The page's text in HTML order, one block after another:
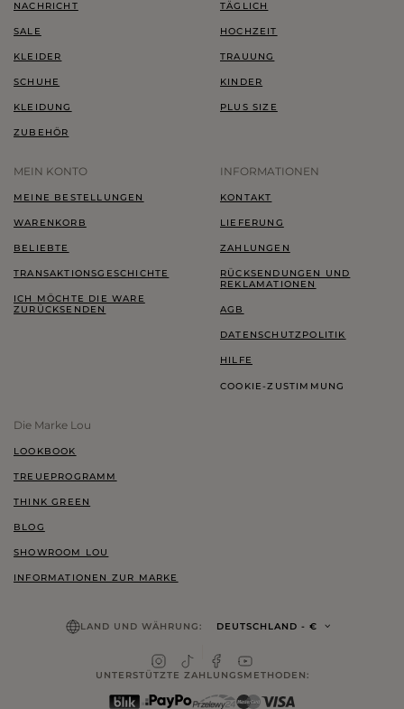
NACHRICHT
SALE
KLEIDER
SCHUHE
KLEIDUNG
ZUBEHÖR
TÄGLICH
HOCHZEIT
TRAUUNG
KINDER
PLUS SIZE
MEIN KONTO
MEINE BESTELLUNGEN
WARENKORB
BELIEBTE
TRANSAKTIONSGESCHICHTE
ICH MÖCHTE DIE WARE
ZURÜCKSENDEN
INFORMATIONEN
KONTAKT
LIEFERUNG
ZAHLUNGEN
RÜCKSENDUNGEN UND
REKLAMATIONEN
AGB
DATENSCHUTZPOLITIK
HILFE
COOKIE-ZUSTIMMUNG
Die Marke Lou
LOOKBOOK
TREUEPROGRAMM
THINK GREEN
BLOG
SHOWROOM LOU
INFORMATIONEN ZUR MARKE
LAND UND WÄHRUNG: DEUTSCHLAND - €
UNTERSTÜTZTE ZAHLUNGSMETHODEN: